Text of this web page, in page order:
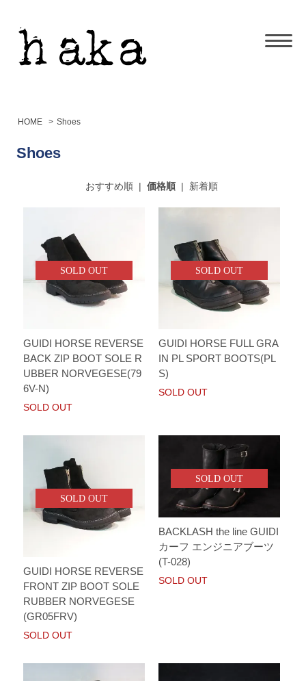
HOME > Shoes
Shoes
おすすめ順| 価格順| 新着順
SOLD OUT
GUIDI HORSE REVERSE
BACK ZIP BOOT SOLE R
UBBER NORVEGESE(79
6V-N)
SOLD OUT
SOLD OUT
GUIDI HORSE FULL GRA
IN PL SPORT BOOTS(PL
S)
SOLD OUT
SOLD OUT
GUIDI HORSE REVERSE
FRONT ZIP BOOT SOLE
RUBBER NORVEGESE
(GR05FRV)
SOLD OUT
SOLD OUT
BACKLASH the line GUIDI
カーフ エンジニアブーツ
(T-028)
SOLD OUT